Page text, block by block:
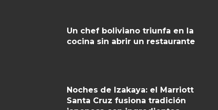
Un chef boliviano triunfa en la
cocina sin abrir un restaurante
Noches de Izakaya: el Marriott
Santa Cruz fusiona tradición